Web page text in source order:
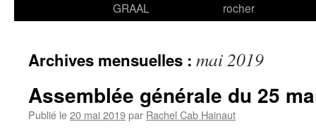
GRAAL
rocher
Archives mensuelles : mai 2019
Assemblée générale du 25
Publié le20 mai 2019par Rachel Cab Hainaut